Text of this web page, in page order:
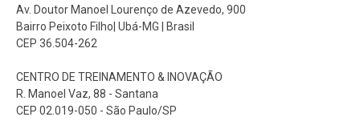
Av. Doutor Manoel Lourenço de Azevedo, 900
Bairro Peixoto Filho| Ubá-MG | Brasil
CEP 36.504-262
CENTRO DE TREINAMENTO & INOVAÇÃO
R. Manoel Vaz, 88 - Santana
CEP 02.019-050 - São Paulo/SP